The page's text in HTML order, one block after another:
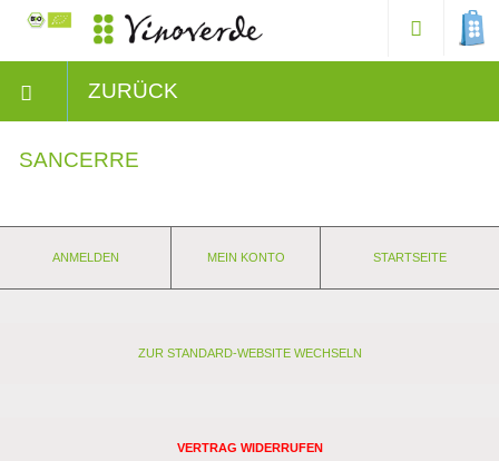
ZURÜCK
SANCERRE
ANMELDEN MEIN KONTO STARTSEITE
ZUR STANDARD-WEBSITE WECHSELN
VERTRAG WIDERRUFEN